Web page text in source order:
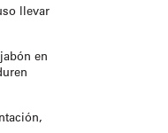
llevar
en